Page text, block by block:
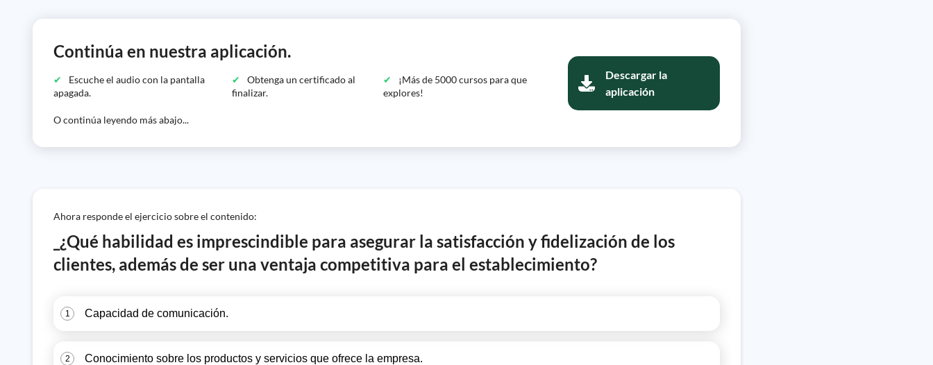
Continúa en nuestra aplicación.
Escuche el audio con la pantalla
apagada.
Obtenga un certificado al
finalizar.
¡Más de 5000 cursos para que
explores!
O continúa leyendo más abajo...
Descargar la
aplicación
Ahora responde el ejercicio sobre el contenido:
_¿Qué habilidad es imprescindible para asegurar la satisfacción y fidelización de los
clientes, además de ser una ventaja competitiva para el establecimiento?
1 Capacidad de comunicación.
2 Conocimiento sobre los productos y servicios que ofrece la empresa.